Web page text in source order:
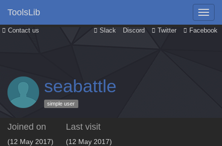
Contact us Slack Discord Twitter Facebook
ToolsLib
seabattle
simple user
Joined on
(12 May 2017)
Last visit
(12 May 2017)